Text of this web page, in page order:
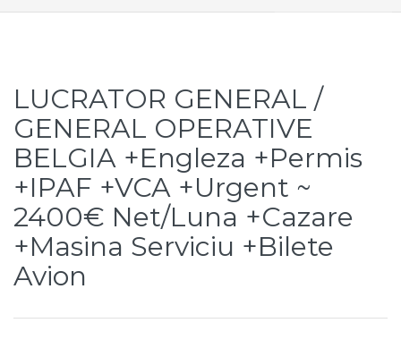
LUCRATOR GENERAL /
GENERAL OPERATIVE
BELGIA +Engleza +Permis
+IPAF +VCA +Urgent ~
2400€ Net/Luna +Cazare
+Masina Serviciu +Bilete
Avion